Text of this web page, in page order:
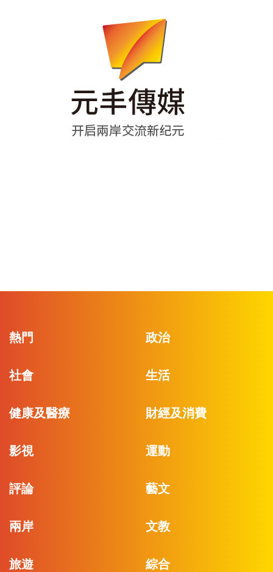
熱門 政治
社會 生活
健康及醫療 財經及消費
影視 運動
評論 藝文
兩岸 文教
旅遊 綜合